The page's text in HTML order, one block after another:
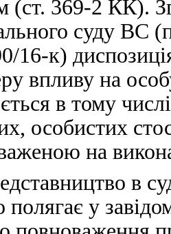
(ст. 369-2 КК).
суду ВС
16-к)
впливу на
в тому
особистих
на
в
у